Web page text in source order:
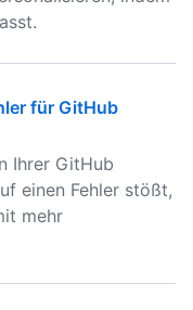
für GitHub
Ihrer GitHub
einen Fehler stößt,
mehr